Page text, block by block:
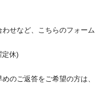
せなど、こちらのフォーム
定休)
のご返答をご希望の方は、